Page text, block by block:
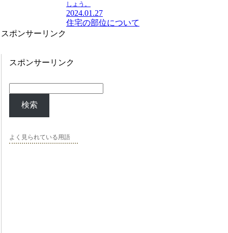
しょう。
2024.01.27
住宅の部位について
スポンサーリンク
スポンサーリンク
検索
よく見られている用語